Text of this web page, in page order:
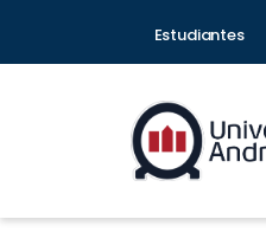
Estudiantes